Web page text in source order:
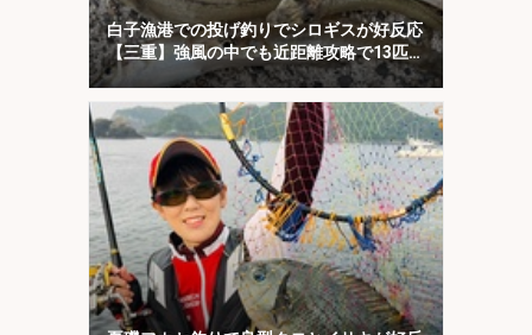
白子漁港での投げ釣りでシロギスが好反応
【三重】強風の中でも近距離攻略で13匹キ
ャッチ